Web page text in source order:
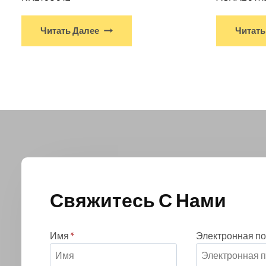
Читать Далее
Варианты
на
Свяжитесь С Нами
Имя * Электронная